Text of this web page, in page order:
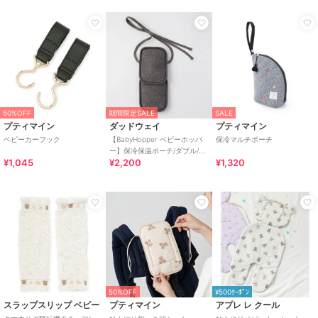
●ジェルパックがふくれてきたら破裂する恐れがありますので、すぐ
にスイッチを切り、ふくれた状態がおさまるまで開けないでくださ
●専用ポーチに入れたままで電子レンジに絶対入れないでください。
●オーブン、トースター、グリル等の機能は絶対に使用しないでくだ
さい。
●加熱後はやけどの恐れがあるので、必ずタオル等を使用し、素手で
直接触れないよう注意してください。
●冷凍した状態のジェルパックをあたためる時は、一度完全に解凍さ
せてから、加熱してください。
●袋を開けないでください。
たり、ぶつけたりなどの強い衝撃を与えたり、乱暴に扱わないでくだ
さい。破損した場合は使用しないでください（冷凍した状態で落とし
たり、ぶつけたりすると破損することがあります）。
●直射日光に長時間あてたり、火気に近づけたりしないでください。
●長時間の使用によりジェルパックの強度が低下する場合がありま
す。ジェルパックの弾力性の低下や亀裂
などが見られた場合は使用を中止してください。
●本来の使用目的以外で使用しないでください。
●ジェルパックは必ず専用シートに入れて使用し、直接肌にあてない
50%OFF
プティマイン
ベビーカーフック
¥1,045
期間限定SALE
ダッドウェイ
【BabyHopper ベビーホッパ
ー】保冷保温ポーチ/ダブル/チ
ャコールグレー
¥2,200
SALE
プティマイン
保冷マルチポーチ
¥1,320
スラップスリップ ベビー
50%OFF
プティマイン
¥500ｸｰﾎﾟﾝ
アプレ レ クール